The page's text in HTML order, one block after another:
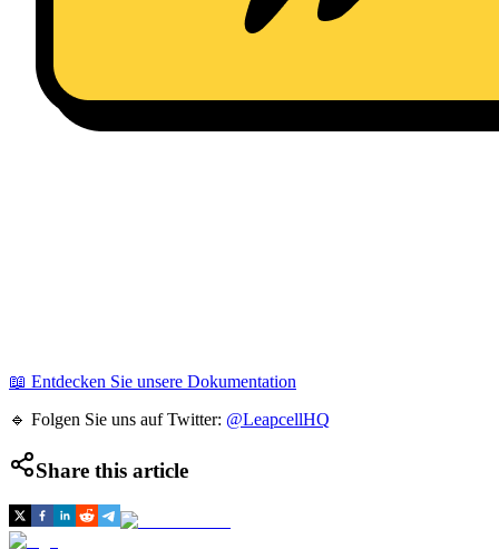
📖 Entdecken Sie unsere Dokumentation
🔹 Folgen Sie uns auf Twitter: @LeapcellHQ
Share this article